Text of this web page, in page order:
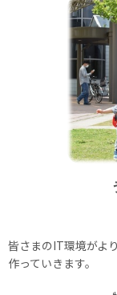
皆さまのIT環境がよ
作っていきます。